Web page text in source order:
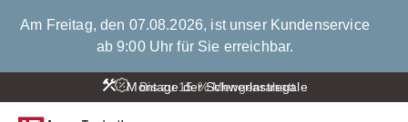
springen
Am Freitag, den 07.08.2026, ist unser Kundenservice
ab 9:00 Uhr für Sie erreichbar.
Bis zu 15 % Mengenrabatt
Montage der Schwerlastregale